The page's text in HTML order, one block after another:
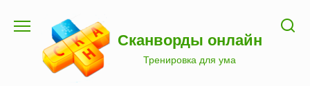
содержанию
Сканворды онлайн
Тренировка для ума